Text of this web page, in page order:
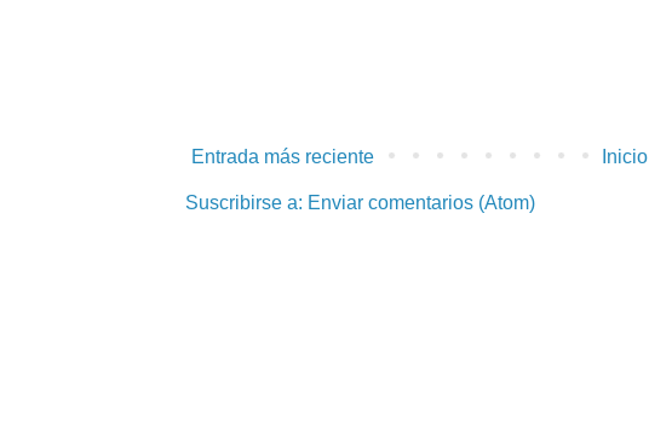
Entrada más reciente Inicio
Suscribirse a: Enviar comentarios (Atom)